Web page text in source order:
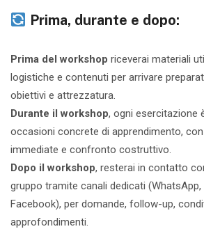
Prima, durante e dopo:
Prima del workshop riceverai materiali
logistiche e contenuti per arrivare
obiettivi e attrezzatura.
Durante il workshop, ogni esercitazione
occasioni concrete di apprendimento,
immediate e confronto costruttivo.
Dopo il workshop, resterai in contatto
gruppo tramite canali dedicati
Facebook), per domande, follow-up,
approfondimenti.